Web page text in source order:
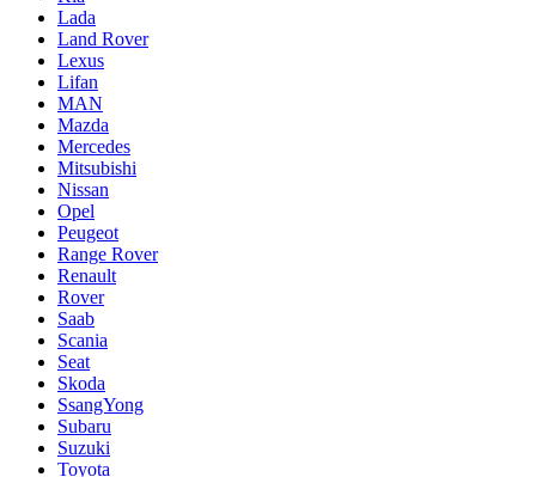
Lada
Land Rover
Lexus
Lifan
MAN
Mazda
Mercedes
Mitsubishi
Nissan
Opel
Peugeot
Range Rover
Renault
Rover
Saab
Scania
Seat
Skoda
SsangYong
Subaru
Suzuki
Toyota